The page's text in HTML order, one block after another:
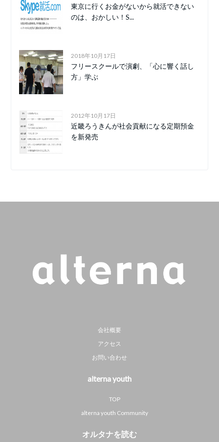
東京に行くお金がないから就活できない
のは、おかしい！S...
2018年10月17日
フリースクールで演劇、「心に響く話し
方」学ぶ
2012年10月17日
近畿ろうきんが社会貢献になる定期預金
を新発売
会社概要
アクセス
お問い合わせ
alterna youth
TOP
alterna youth Community
オルタナを読む